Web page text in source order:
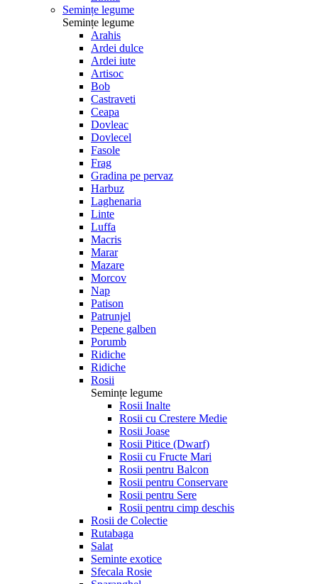
Semințe legume
Semințe legume
Arahis
Ardei dulce
Ardei iute
Artisoc
Bob
Castraveti
Ceapa
Dovleac
Dovlecel
Fasole
Frag
Gradina pe pervaz
Harbuz
Laghenaria
Linte
Luffa
Macris
Marar
Mazare
Morcov
Nap
Patison
Patrunjel
Pepene galben
Porumb
Ridiche
Ridiche
Rosii
Semințe legume
Rosii Inalte
Rosii cu Crestere Medie
Rosii Joase
Rosii Pitice (Dwarf)
Rosii cu Fructe Mari
Rosii pentru Balcon
Rosii pentru Conservare
Rosii pentru Sere
Rosii pentru cimp deschis
Rosii de Colectie
Rutabaga
Salat
Seminte exotice
Sfecala Rosie